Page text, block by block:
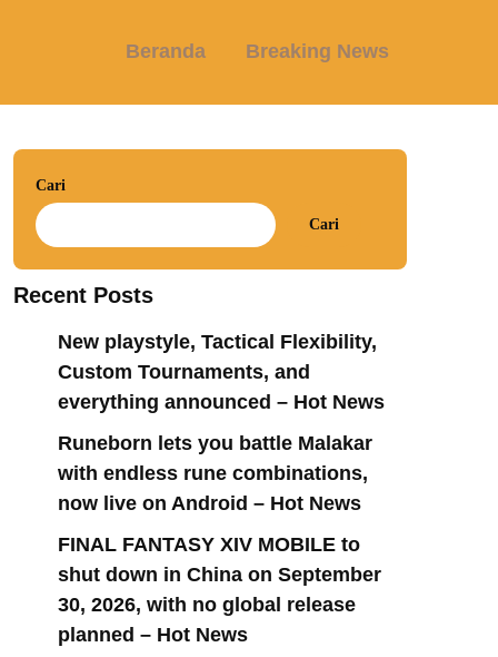
Beranda Breaking News
Cari
Cari
Recent Posts
New playstyle, Tactical Flexibility,
Custom Tournaments, and
everything announced – Hot News
Runeborn lets you battle Malakar
with endless rune combinations,
now live on Android – Hot News
FINAL FANTASY XIV MOBILE to
shut down in China on September
30, 2026, with no global release
planned – Hot News